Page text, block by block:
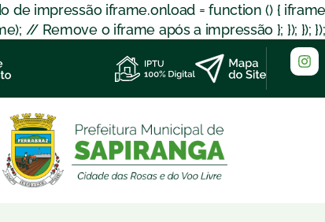
impressão iframe.onload = function () {
// Remove o iframe após a impressão }; }); }); });